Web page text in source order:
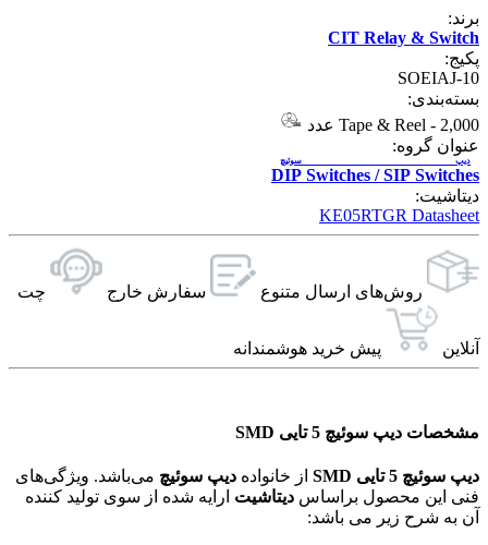
برند:
CIT Relay & Switch
پکیج:
SOEIAJ-10
بسته‌بندی:
Tape & Reel - 2,000 عدد
عنوان گروه:
DIP Switches / SIP Switches
دیپ سوئیچ
دیتاشیت:
KE05RTGR Datasheet
روش‌های ارسال‌ متنوع سفارش خارج چت
آنلاین پیش خرید هوشمندانه
مشخصات دیپ سوئیچ 5 تایی SMD
دیپ سوئیچ 5 تایی SMD از خانواده دیپ سوئیچ می‌باشد. ویژگی‌های
فنی این محصول براساس دیتاشیت ارایه شده از سوی تولید کننده
آن به شرح زیر می باشد: